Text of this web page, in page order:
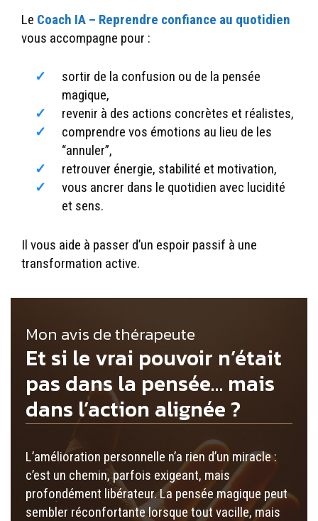
Le Coach IA – Reprendre confiance au quotidien
vous accompagne pour :
sortir de la confusion ou de la pensée
magique,
revenir à des actions concrètes et réalistes,
comprendre vos émotions au lieu de les
“annuler”,
retrouver énergie, stabilité et motivation,
vous ancrer dans le quotidien avec lucidité
et sens.
Il vous aide à passer d’un espoir passif à une
transformation active.
Mon avis de thérapeute
Et si le vrai pouvoir n’était
pas dans la pensée… mais
dans l’action alignée ?
L’amélioration personnelle n’a rien d’un miracle :
c’est un chemin, parfois exigeant, mais
profondément libérateur. La pensée magique peut
sembler réconfortante lorsque tout vacille, mais